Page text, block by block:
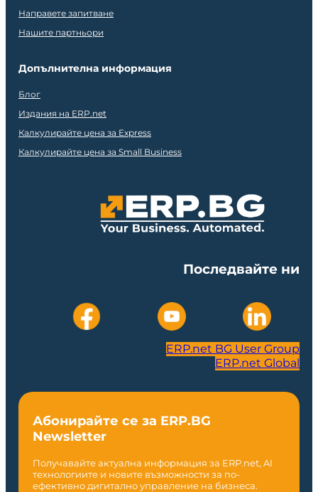
Направете запитване
Нашите партньори
Допълнителна информация
Блог
Издания на ERP.net
Калкулирайте цена за Express
Калкулирайте цена за Small Business
Последвайте ни
ERP.net BG User Group
ERP.net Global
Абонирайте се за ERP.BG
Newsletter
Получавайте актуална информация за ERP.net, AI
технологиите и новите възможности за по-
ефективно дигитално управление на бизнеса.